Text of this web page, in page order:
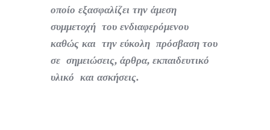
οποίο εξασφαλίζει την άμεση
συμμετοχή του ενδιαφερόμενου
καθώς και την εύκολη πρόσβαση του
σε σημειώσεις, άρθρα, εκπαιδευτικό
υλικό και ασκήσεις.